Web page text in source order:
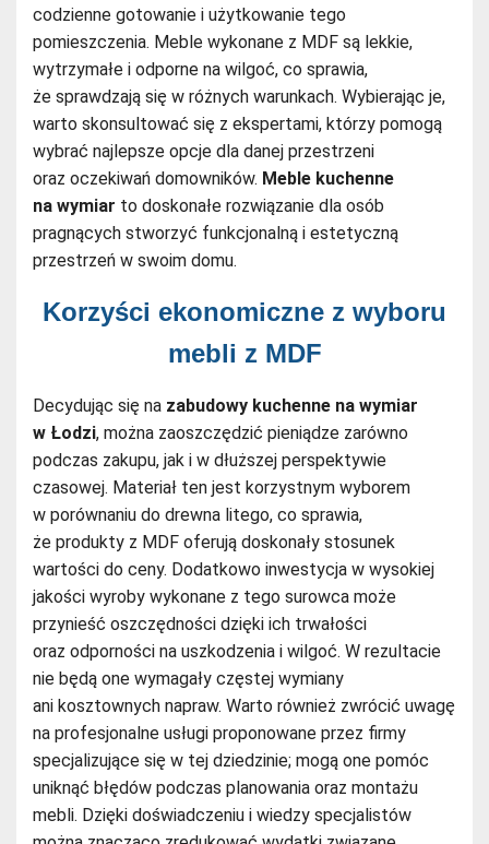
codzienne gotowanie i użytkowanie tego
pomieszczenia. Meble wykonane z MDF są lekkie,
wytrzymałe i odporne na wilgoć, co sprawia,
że sprawdzają się w różnych warunkach. Wybierając je,
warto skonsultować się z ekspertami, którzy pomogą
wybrać najlepsze opcje dla danej przestrzeni
oraz oczekiwań domowników. Meble kuchenne
na wymiar to doskonałe rozwiązanie dla osób
pragnących stworzyć funkcjonalną i estetyczną
przestrzeń w swoim domu.
Korzyści ekonomiczne z wyboru
mebli z MDF
Decydując się na zabudowy kuchenne na wymiar
w Łodzi, można zaoszczędzić pieniądze zarówno
podczas zakupu, jak i w dłuższej perspektywie
czasowej. Materiał ten jest korzystnym wyborem
w porównaniu do drewna litego, co sprawia,
że produkty z MDF oferują doskonały stosunek
wartości do ceny. Dodatkowo inwestycja w wysokiej
jakości wyroby wykonane z tego surowca może
przynieść oszczędności dzięki ich trwałości
oraz odporności na uszkodzenia i wilgoć. W rezultacie
nie będą one wymagały częstej wymiany
ani kosztownych napraw. Warto również zwrócić uwagę
na profesjonalne usługi proponowane przez firmy
specjalizujące się w tej dziedzinie; mogą one pomóc
uniknąć błędów podczas planowania oraz montażu
mebli. Dzięki doświadczeniu i wiedzy specjalistów